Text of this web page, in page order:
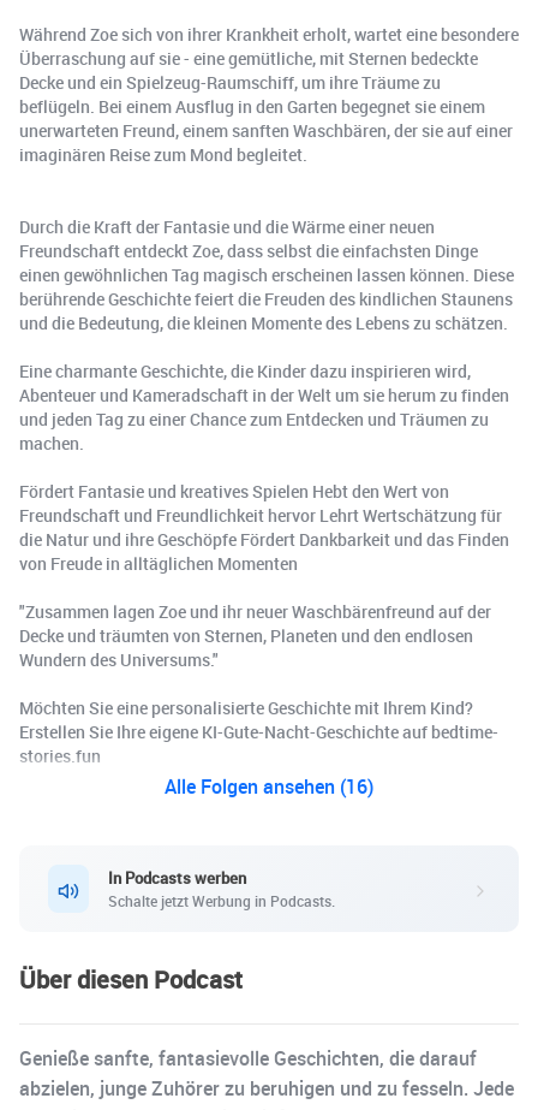
Während Zoe sich von ihrer Krankheit erholt, wartet eine besondere
Überraschung auf sie - eine gemütliche, mit Sternen bedeckte
Decke und ein Spielzeug-Raumschiff, um ihre Träume zu
beflügeln. Bei einem Ausflug in den Garten begegnet sie einem
unerwarteten Freund, einem sanften Waschbären, der sie auf einer
imaginären Reise zum Mond begleitet.
Durch die Kraft der Fantasie und die Wärme einer neuen
Freundschaft entdeckt Zoe, dass selbst die einfachsten Dinge
einen gewöhnlichen Tag magisch erscheinen lassen können. Diese
berührende Geschichte feiert die Freuden des kindlichen Staunens
und die Bedeutung, die kleinen Momente des Lebens zu schätzen.
Eine charmante Geschichte, die Kinder dazu inspirieren wird,
Abenteuer und Kameradschaft in der Welt um sie herum zu finden
und jeden Tag zu einer Chance zum Entdecken und Träumen zu
machen.
Fördert Fantasie und kreatives Spielen Hebt den Wert von
Freundschaft und Freundlichkeit hervor Lehrt Wertschätzung für
die Natur und ihre Geschöpfe Fördert Dankbarkeit und das Finden
von Freude in alltäglichen Momenten
"Zusammen lagen Zoe und ihr neuer Waschbärenfreund auf der
Decke und träumten von Sternen, Planeten und den endlosen
Wundern des Universums."
Möchten Sie eine personalisierte Geschichte mit Ihrem Kind?
Erstellen Sie Ihre eigene KI-Gute-Nacht-Geschichte auf bedtime-
stories.fun
Alle Folgen ansehen (16)
In Podcasts werben
Schalte jetzt Werbung in Podcasts.
Über diesen Podcast
Genieße sanfte, fantasievolle Geschichten, die darauf
abzielen, junge Zuhörer zu beruhigen und zu fesseln. Jede